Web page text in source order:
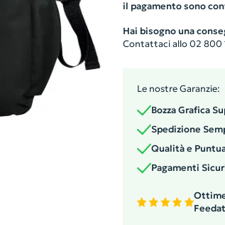
quattro tasche
accessori tecnologici
zip per cavi e
frontale spaziosa e
Per una comodità
imbottite regolabili
maniglia superiore
il pagamento sono
Hai bisogno una
Contattaci allo 02 800
Le nostre Garanzie:
Bozza Grafica
Spedizione
Qualità e
Pagamenti